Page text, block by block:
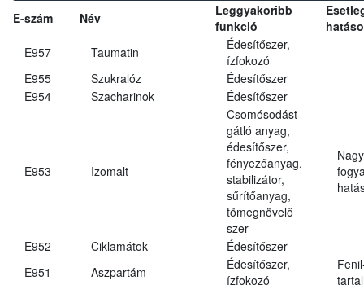
E-szám Név
Leggyakoribb
funkció
E957
Taumatin
Édesítőszer,
ízfokozó
E955
Szukralóz
Édesítőszer
E954
Szacharinok Édesítőszer
E953 Izomalt
Csomósodást
gátló anyag,
édesítőszer,
fényezőanyag,
stabilizátor,
sűrítőanyag,
tömegnövelő
szer
E952 Ciklamátok
Édesítőszer
E951
Aszpartám
Édesítőszer,
ízfokozó